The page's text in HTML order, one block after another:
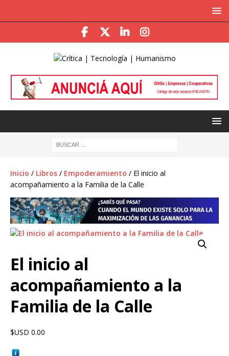
Inicio / Libros / Empoderamiento / El inicio al
acompañamiento a la Familia de la Calle
El inicio al
acompañamiento a la
Familia de la Calle
$USD 0.00